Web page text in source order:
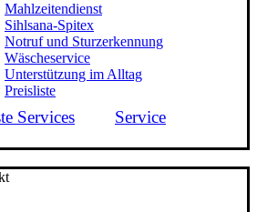
Mahlzeitendienst
Sihlsana-Spitex
Notruf und Sturzerkennung
Wäscheservice
Unterstützung im Alltag
Preisliste
Services
Service